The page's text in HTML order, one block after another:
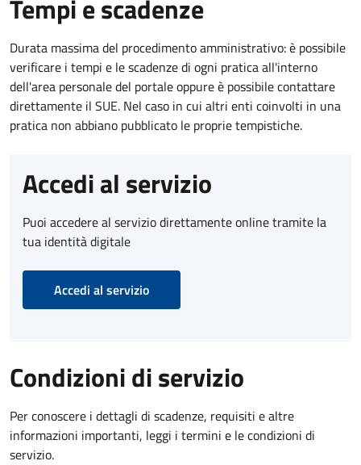
Tempi e scadenze
Durata massima del procedimento amministrativo: è possibile
verificare i tempi e le scadenze di ogni pratica all'interno
dell'area personale del portale oppure è possibile contattare
direttamente il SUE. Nel caso in cui altri enti coinvolti in una
pratica non abbiano pubblicato le proprie tempistiche.
Accedi al servizio
Puoi accedere al servizio direttamente online tramite la
tua identità digitale
Accedi al servizio
Condizioni di servizio
Per conoscere i dettagli di scadenze, requisiti e altre
informazioni importanti, leggi i termini e le condizioni di
servizio.